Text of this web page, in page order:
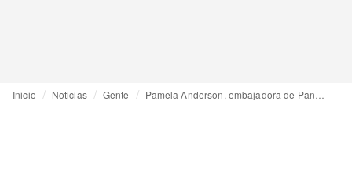
Inicio Noticias Gente